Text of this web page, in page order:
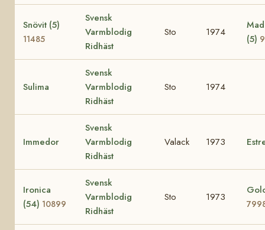
Snövit (5)
11485
Svensk
Varmblodig
Ridhäst
Sto 1974
(5)
Sulima
Svensk
Varmblodig
Ridhäst
Sto 1974
Immedor
Svensk
Varmblodig
Ridhäst
Valack 1973
Ironica
(54) 10899
Svensk
Varmblodig
Ridhäst
Sto 1973